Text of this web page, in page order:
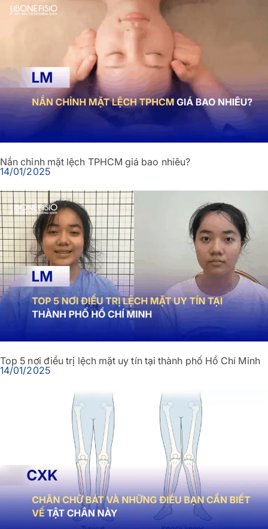
Nắn chỉnh mặt lệch TPHCM giá bao nhiêu?
14/01/2025
Top 5 nơi điều trị lệch mặt uy tín tại thành phố Hồ Chí Minh
14/01/2025